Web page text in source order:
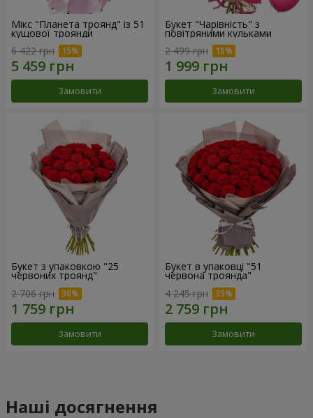
Мікс "Планета троянд" із 51
кущової троянди
6 422 грн
Замовити
Букет "Чарівність" з
повітряними кульками
2 499 грн
Замовити
Букет з упаковкою "25
червоних троянд"
2 706 грн
Замовити
Букет в упаковці "51
червона троянда"
4 245 грн
Замовити
Наші досягнення